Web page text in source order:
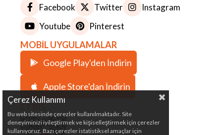
Facebook Twitter
Instagram
Youtube
Pinterest
MOBİL UYGULAMALAR
Google Play'den İndirin
Apple Store'dan İndirin
Çerez Kullanımı
Bu web sitesinde çerezler kullanılmaktadır. Site
deneyiminizi iyileştirmek ve kişiselleştirmek için çerezler
kullanıyoruz. Bazı çerezler istatistiksel amaçlar için